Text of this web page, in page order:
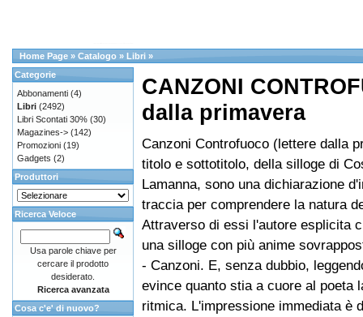
Home Page » Catalogo » Libri »
CANZONI
dalla primavera
Canzoni Controfuoco (lettere dalla
titolo e sottotitolo, della silloge di
Lamanna, sono una dichiarazione
traccia per comprendere la natura
Attraverso di essi l'autore esplicita
una silloge con più anime
- Canzoni. E, senza dubbio,
evince quanto stia a cuore al poeta
ritmica. L'impressione immediata è
Categorie
Abbonamenti (4)
Libri (2492)
Libri Scontati 30% (30)
Magazines-> (142)
Promozioni (19)
Gadgets (2)
Produttori
Ricerca Veloce
Usa parole chiave per
cercare il prodotto
desiderato.
Ricerca avanzata
Cosa c'e' di nuovo?